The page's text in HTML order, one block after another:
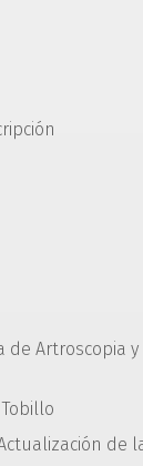
de Artroscopia
de la